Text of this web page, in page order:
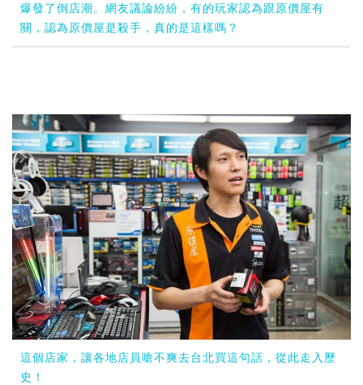
爆發了倒店潮。網友議論紛紛，有的玩家認為跟原價屋有
關，認為原價屋是殺手，真的是這樣嗎？
這個店家，讓各地店員嗆不爽去台北買這句話，從此走入歷
史！